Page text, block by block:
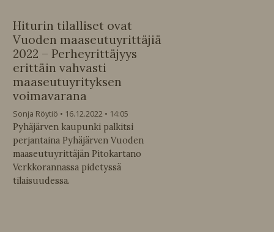
Hiturin tilalliset ovat
Vuoden maaseutuyrittäjiä
2022 – Perheyrittäjyys
erittäin vahvasti
maaseutuyrityksen
voimavarana
Sonja Röytiö 16.12.2022
14:05
Pyhäjärven kaupunki palkitsi
perjantaina Pyhäjärven Vuoden
maaseutuyrittäjän Pitokartano
Verkkorannassa pidetyssä
tilaisuudessa.